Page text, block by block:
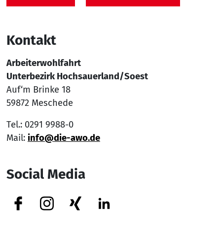
Kontakt
Arbeiterwohlfahrt
Unterbezirk Hochsauerland/Soest
Auf‘m Brinke 18
59872 Meschede
Tel.: 0291 9988-0
Mail: info@die-awo.de
Social Media
FacebookInstagramXing Linkedin